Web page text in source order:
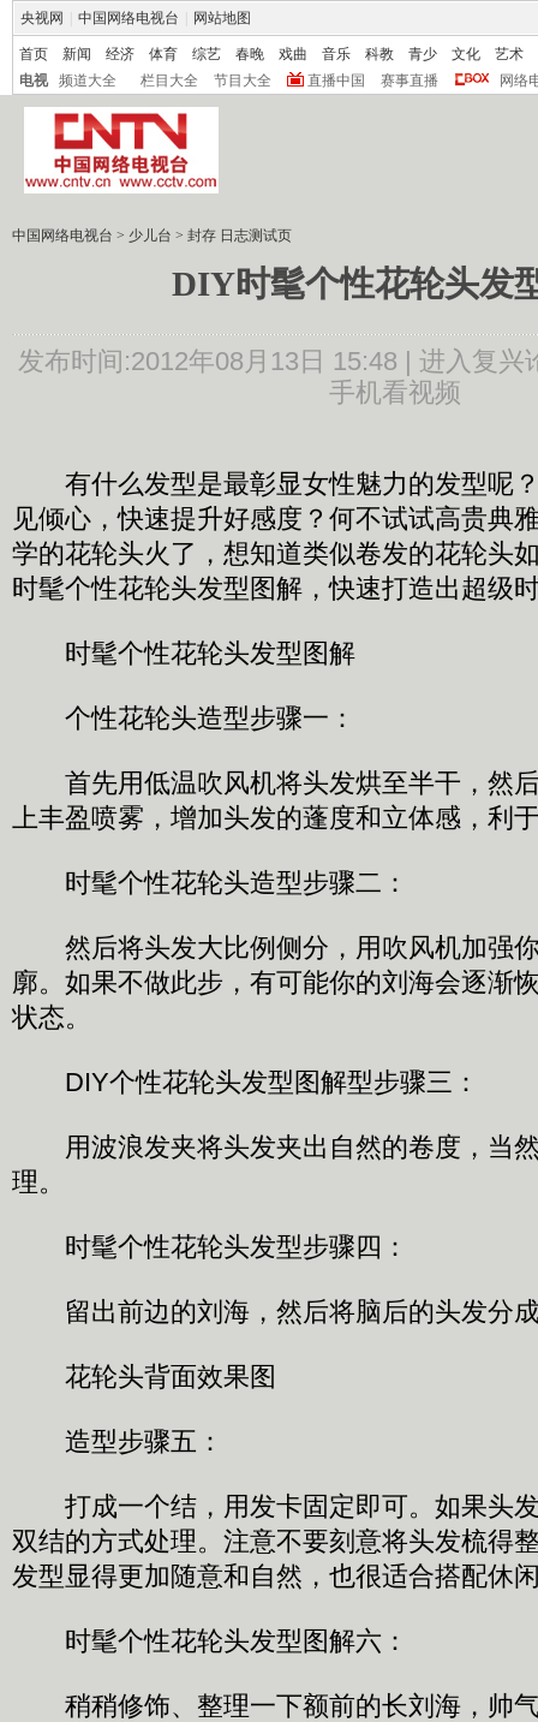
央视网 中国网络电视台 网站地图
首页 新闻 经济 体育 综艺 春晚 戏曲 音乐 科教 青少 文化
艺术
电视
频道大全 栏目大全 节目大全 直播中国 赛事直播 网络
中国网络电视台 > 少儿台 > 封存 日志测试页
DIY时髦个性花轮头发
发布时间:2012年08月13日 15:48 | 进入复兴
手机看视频
有什么发型是最彰显女性魅力的发型呢
见倾心，快速提升好感度？何不试试高贵典
学的花轮头火了，想知道类似卷发的花轮头
时髦个性花轮头发型图解，快速打造出超级
时髦个性花轮头发型图解
个性花轮头造型步骤一：
首先用低温吹风机将头发烘至半干，然
上丰盈喷雾，增加头发的蓬度和立体感，利
时髦个性花轮头造型步骤二：
然后将头发大比例侧分，用吹风机加强
廓。如果不做此步，有可能你的刘海会逐渐
状态。
DIY个性花轮头发型图解型步骤三：
用波浪发夹将头发夹出自然的卷度，当
理。
时髦个性花轮头发型步骤四：
留出前边的刘海，然后将脑后的头发分
花轮头背面效果图
造型步骤五：
打成一个结，用发卡固定即可。如果头
双结的方式处理。注意不要刻意将头发梳得
发型显得更加随意和自然，也很适合搭配休
时髦个性花轮头发型图解六：
稍稍修饰、整理一下额前的长刘海，帅